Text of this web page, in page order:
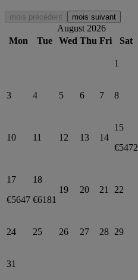
mois précédent mois suivant
August 2026
Mon
Tue Wed Thu Fri Sat
1
3 4 5 6 7 8
10 11 12 13 14
15
€5472
17
€5647
18
€6181
19 20 21 22
24 25 26 27 28 29
31